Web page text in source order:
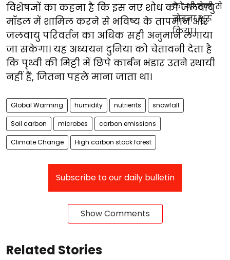
विशेषज्ञों का कहना है कि इस नए शोध को जलवायु
मॉडल में शामिल करने से भविष्य के तापमान और
जलवायु परिवर्तन का अधिक सही अनुमान लगाया
जा सकेगा। यह अध्ययन दुनिया को चेतावनी देता है
कि पृथ्वी की मिट्टी में छिपे कार्बन भंडार उतने स्थायी
नहीं हैं, जितना पहले माना जाता था।
Global Warming humidity nutrients snowfall
Soil carbon microbes carbon emissions
Climate Change High carbon stock forest
Subscribe to our daily bulletin
Show Comments
Related Stories